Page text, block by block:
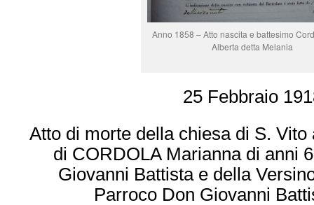
Anno 1858 – Atto nascita e battesimo
Alberta detta Melania
25 Febbraio
Atto di morte della chiesa di S. Vito
di CORDOLA Marianna di anni
Giovanni Battista e della
Parroco Don Giovanni